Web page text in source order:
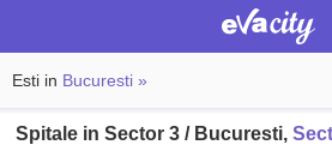
Esti in Bucuresti »
Spitale in Sector 3 / Bucuresti,